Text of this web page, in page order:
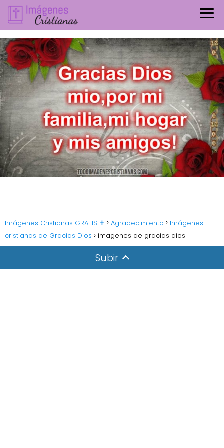
Imágenes Cristianas GRATIS ✝️ Agradecimiento
Imágenes
cristianas de Gracias Dios
imagenes de gracias dios
Subir